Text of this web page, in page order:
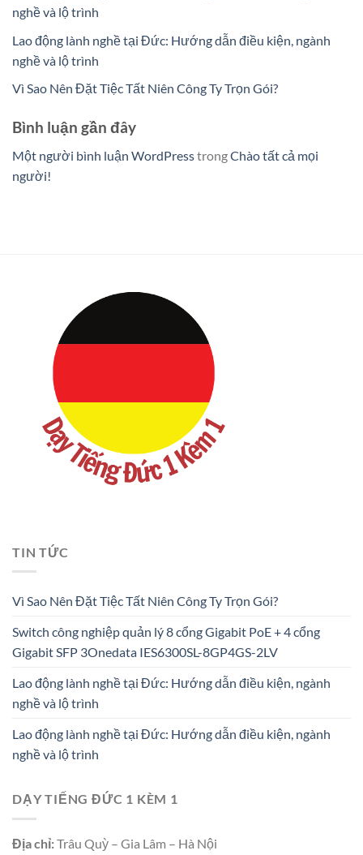
nghề và lộ trình
Lao động lành nghề tại Đức: Hướng dẫn điều kiện, ngành
nghề và lộ trình
Vì Sao Nên Đặt Tiệc Tất Niên Công Ty Trọn Gói?
Bình luận gần đây
Một người bình luận WordPresstrongChào tất cả mọi
người!
TIN TỨC
Vì Sao Nên Đặt Tiệc Tất Niên Công Ty Trọn Gói?
Switch công nghiệp quản lý 8 cổng Gigabit PoE + 4 cổng
Gigabit SFP 3Onedata IES6300SL-8GP4GS-2LV
Lao động lành nghề tại Đức: Hướng dẫn điều kiện, ngành
nghề và lộ trình
Lao động lành nghề tại Đức: Hướng dẫn điều kiện, ngành
nghề và lộ trình
DẠY TIẾNG ĐỨC 1 KÈM 1
Địa chỉ:Trâu Quỳ – Gia Lâm – Hà Nội